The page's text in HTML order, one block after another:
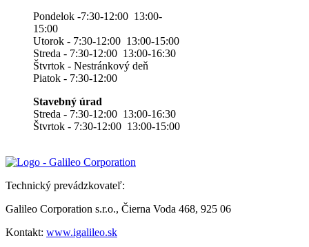
Pondelok -7:30-12:00 13:00-
15:00
Utorok - 7:30-12:00 13:00-15:00
Streda - 7:30-12:00 13:00-16:30
Štvrtok - Nestránkový deň
Piatok - 7:30-12:00
Stavebný úrad
Streda - 7:30-12:00 13:00-16:30
Štvrtok - 7:30-12:00 13:00-15:00
Technický prevádzkovateľ:
Galileo Corporation s.r.o., Čierna Voda 468, 925 06
Kontakt: www.igalileo.sk